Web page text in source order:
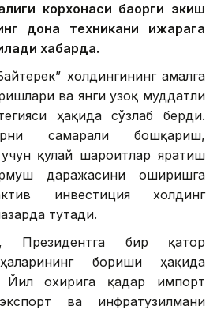
корхонаси баҳорги экиш
дона техникани ижарага
хабарда.
холдингининг амалга
ва янги узоқ муддатли
ҳақида сўзлаб берди.
самарали бошқариш,
қулай шароитлар яратиш
даражасини оширишга
инвестиция холдинг
тутади.
Президентга бир қатор
бориши ҳақида
Йил охирига қадар импорт
ва инфратузилмани